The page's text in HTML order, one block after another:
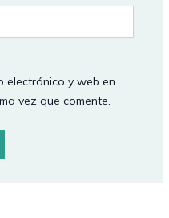
electrónico y web en
vez que comente.